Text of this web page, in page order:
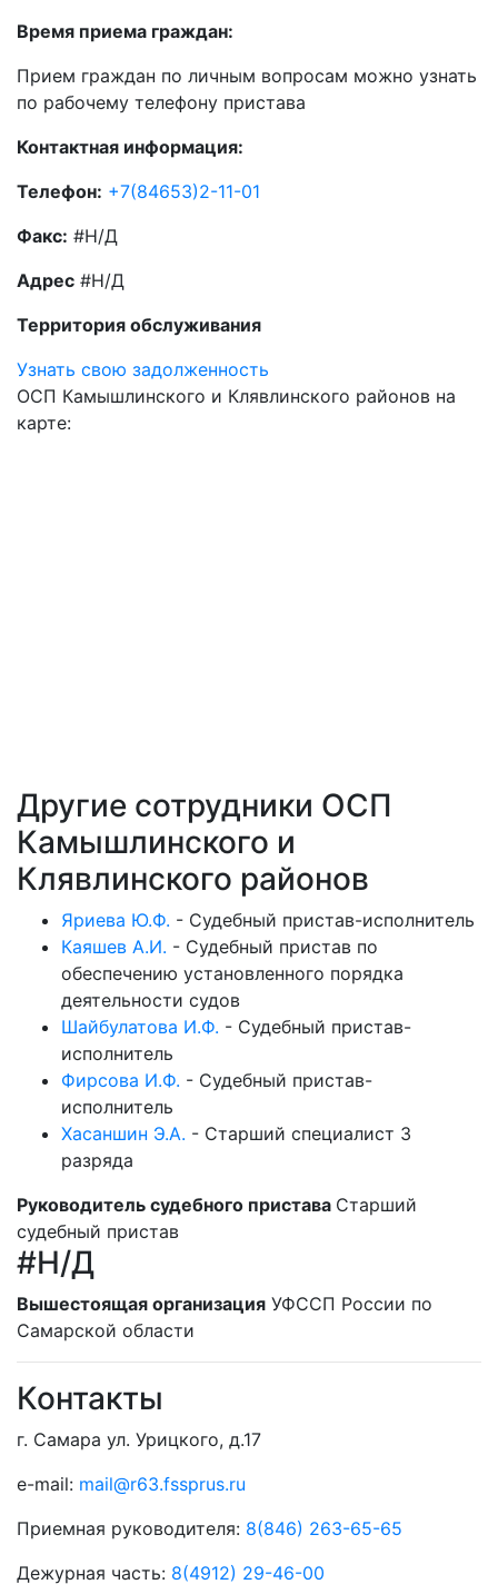
Время приема граждан:
Прием граждан по личным вопросам можно узнать
по рабочему телефону пристава
Контактная информация:
Телефон: +7(84653)2-11-01
Факс: #Н/Д
Адрес #Н/Д
Территория обслуживания
Узнать свою задолженность
ОСП Камышлинского и Клявлинского районов на
карте:
Другие сотрудники ОСП
Камышлинского и
Клявлинского районов
Яриева Ю.Ф. - Судебный пристав-исполнитель
Каяшев А.И. - Судебный пристав по
обеспечению установленного порядка
деятельности судов
Шайбулатова И.Ф. - Судебный пристав-
исполнитель
Фирсова И.Ф. - Судебный пристав-
исполнитель
Хасаншин Э.А. - Старший специалист 3
разряда
Руководитель судебного пристава Старший
судебный пристав
#Н/Д
Вышестоящая организация УФССП России по
Самарской области
Контакты
г. Самара ул. Урицкого, д.17
e-mail: mail@r63.fssprus.ru
Приемная руководителя: 8(846) 263-65-65
Дежурная часть: 8(4912) 29-46-00